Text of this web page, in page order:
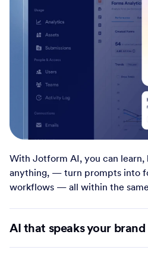
With Jotform AI, you can learn,
anything, — turn prompts into
workflows — all within the
AI that speaks your brand